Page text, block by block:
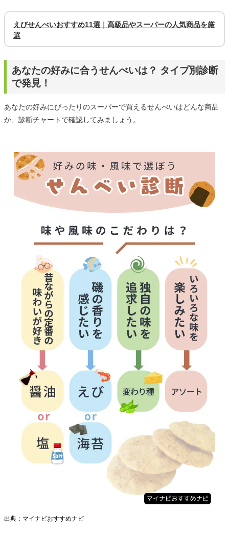
えびせんべいおすすめ11選｜高級品やスーパーの人気商品を厳
選
あなたの好みに合うせんべいは？ タイプ別診断
で発見！
あなたの好みにぴったりのスーパーで買えるせんべいはどんな商品
か、診断チャートで確認してみましょう。
出典：マイナビおすすめナビ